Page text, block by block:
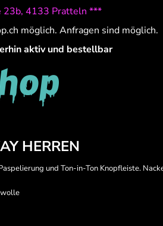
23b, 4133 Pratteln ***
möglich. Anfragen sind möglich.
aktiv und bestellbar
HERREN
und Ton-in-Ton Knopfleiste.